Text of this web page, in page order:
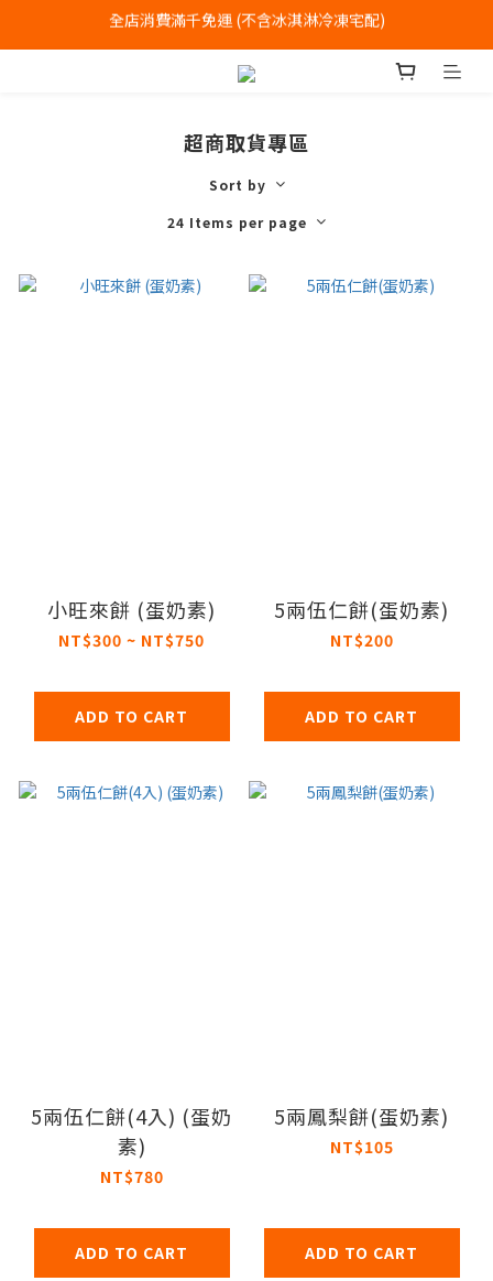
全店消費滿千免運 (不含冰淇淋冷凍宅配)
全店消費滿千免運 (不含冰淇淋冷凍宅配)
中式喜餅每消費滿一萬元，加贈2個一斤大餅
超商取貨專區
Sort by
24 Items per page
小旺來餅 (蛋奶素)
NT$300 ~ NT$750
ADD TO CART
5兩伍仁餅(蛋奶素)
NT$200
ADD TO CART
5兩伍仁餅(4入) (蛋奶
素)
NT$780
ADD TO CART
5兩鳳梨餅(蛋奶素)
NT$105
ADD TO CART